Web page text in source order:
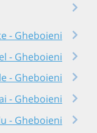
- Gheboieni
- Gheboieni
- Gheboieni
- Gheboieni
- Gheboieni